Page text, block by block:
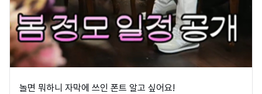
놀면 뭐하니 자막에 쓰인 폰트 알고 싶어요!